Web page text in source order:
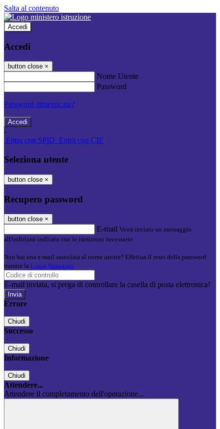
Salta al contenuto
Accedi
Accedi
button close ×
Nome Utente
Password
Password dimenticata?
-
Entra con SPID Entra con CIE
Seleziona utente
button close ×
Recupero password
button close ×
E-mail Verrà inviato un messaggio
all'indirizzo indicato con le istruzioni necessarie.
Non hai una e-mail associata al nome utente? Effettua il reset della password
tramite la Login Spaggiari
E-mail inviata, si prega di controllare la casella di posta elettronica!
Errore
Chiudi
Successo
Chiudi
Informazione
Chiudi
Attendere...
Attendere il completamento dell'operazione...